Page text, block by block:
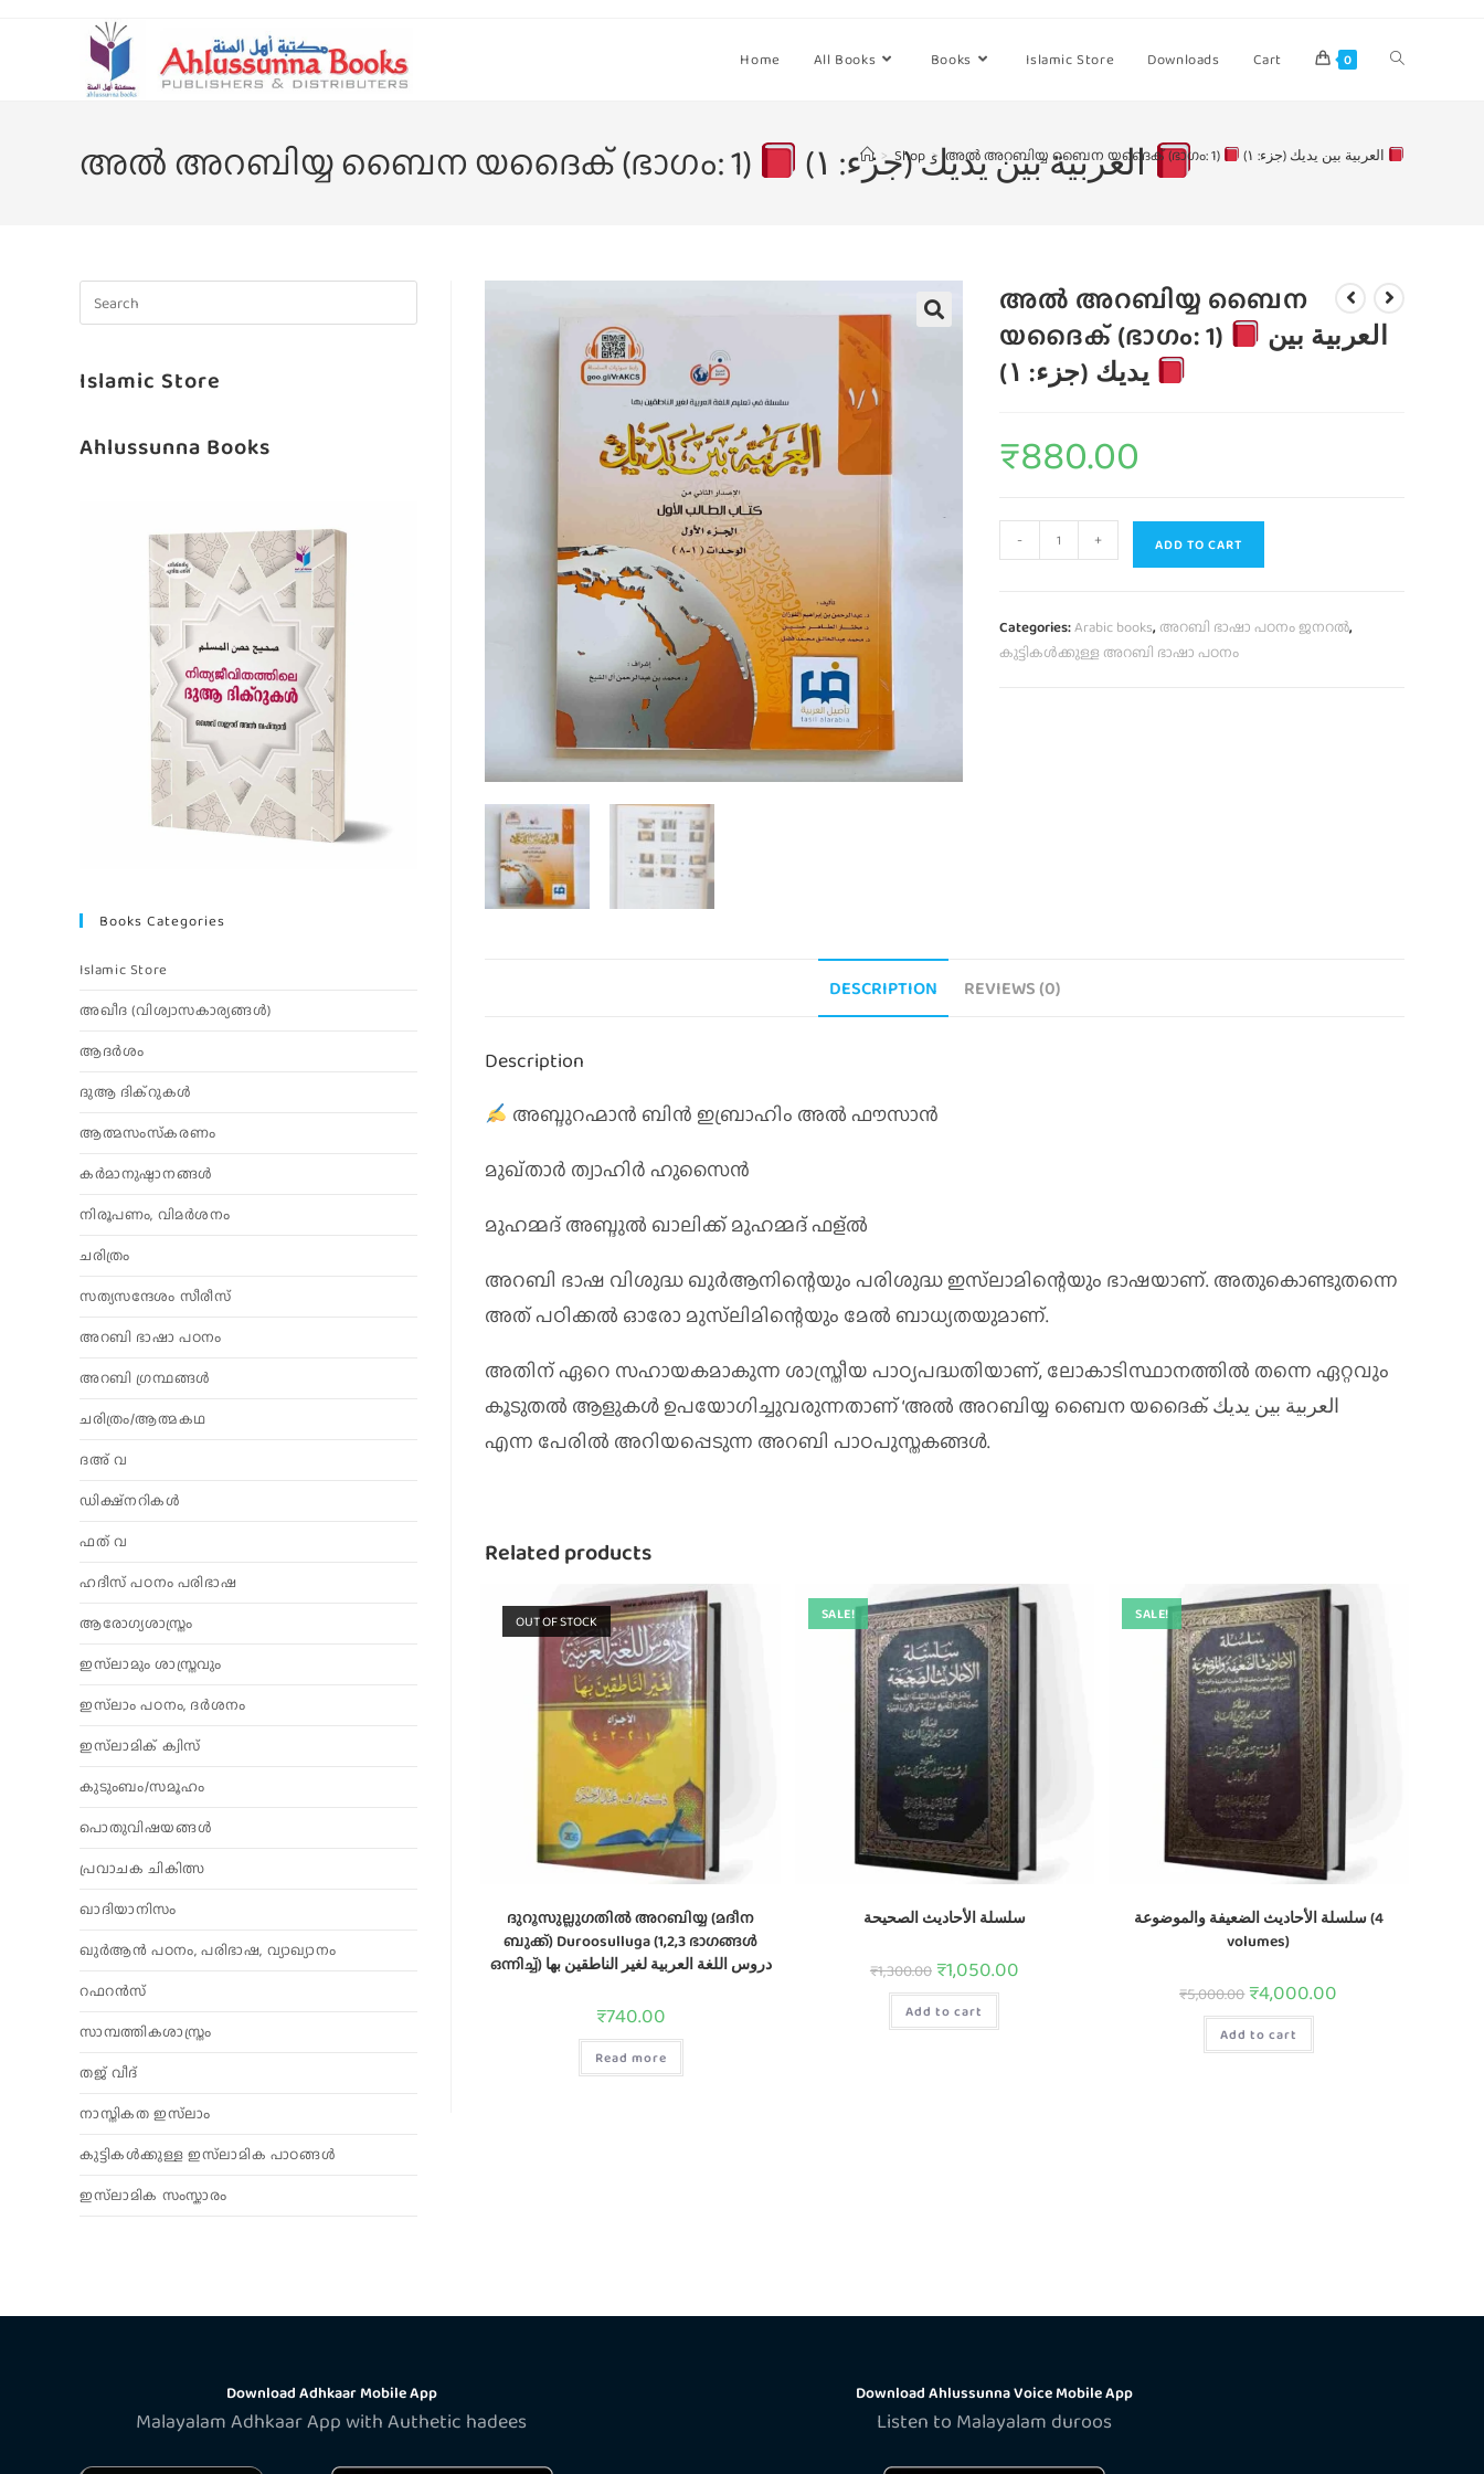
Home All Books Books Islamic Store Downloads Cart 0
അൽ അറബിയ്യ ബൈന യദൈക് (ഭാഗം: 1) العربية بين يديك (جزء: ١) > Shop > അൽ അറബിയ്യ ബൈന യദൈക് (ഭാഗം: 1)
അൽ അറബിയ്യ ബൈന
യദൈക് (ഭാഗം: 1)
₹880.00
- + ADD TO CART
Categories:Arabic books, അറബി ഭാഷാ പഠനം ജനറൽ,
കുട്ടികൾക്കുള്ള അറബി ഭാഷാ പഠനം
DESCRIPTION REVIEWS (0)
Description
അബ്ദുറഹ്മാൻ ബിൻ ഇബ്രാഹിം അൽ ഫൗസാൻ
മുഖ്താർ ത്വാഹിർ ഹുസൈൻ
മുഹമ്മദ് അബ്ദുൽ ഖാലിക്ക് മുഹമ്മദ് ഫള്ൽ
അറബി ഭാഷ വിശുദ്ധ ഖുർആനിന്റെയും പരിശുദ്ധ ഇസ്‌ലാമിന്റെയും ഭാഷയാണ്. അതുകൊണ്ടുതന്നെ
അത് പഠിക്കൽ ഓരോ മുസ്‌ലിമിന്റെയും മേൽ ബാധ്യതയുമാണ്.
അതിന് ഏറെ സഹായകമാകുന്ന ശാസ്ത്രീയ പാഠ്യപദ്ധതിയാണ്, ലോകാടിസ്ഥാനത്തിൽ തന്നെ ഏറ്റവും
കൂടുതൽ ആളുകൾ ഉപയോഗിച്ചുവരുന്നതാണ് ‘അൽ അറബിയ്യ ബൈന യദൈക് العربية بين يديك
എന്ന പേരിൽ അറിയപ്പെടുന്ന അറബി പാഠപുസ്തകങ്ങൾ.
Related products
OUT OF STOCK
ദുറൂസുല്ലുഗതിൽ അറബിയ്യ (മദീന
ബുക്ക്) Duroosulluga (1,2,3 ഭാഗങ്ങൾ
ഒന്നിച്ച്) دروس اللغة العربية لغير الناطقين بها
₹740.00
Read more
SALE!
سلسلة الأحاديث الصحيحة
₹1,300.00 ₹1,050.00
Add to cart
SALE!
سلسلة الأحاديث الضعيفة والموضوعة (4
volumes)
₹5,000.00 ₹4,000.00
Add to cart
Islamic Store
Ahlussunna Books
Books Categories
Islamic Store
അഖീദ (വിശ്വാസകാര്യങ്ങള്‍)
ആദര്‍ശം
ദുആ ദിക്റുകൾ
ആത്മസംസ്‌കരണം
കര്‍മാനുഷ്ഠാനങ്ങള്‍
നിരൂപണം, വിമര്‍ശനം
ചരിത്രം
സത്യസന്ദേശം സീരീസ്
അറബി ഭാഷാ പഠനം
അറബി ഗ്രന്ഥങ്ങൾ
ചരിത്രം/ആത്മകഥ
ദഅ് വ
ഡിക്ഷ്നറികൾ
ഫത് വ
ഹദീസ് പഠനം പരിഭാഷ
ആരോഗ്യശാസ്ത്രം
ഇസ്‌ലാമും ശാസ്ത്രവും
ഇസ്‌ലാം പഠനം, ദർശനം
ഇസ്‌ലാമിക് ക്വിസ്
കുടുംബം/സമൂഹം
പൊതുവിഷയങ്ങൾ
പ്രവാചക ചികിത്സ
ഖാദിയാനിസം
ഖുർആൻ പഠനം, പരിഭാഷ, വ്യാഖ്യാനം
റഫറൻസ്
സാമ്പത്തികശാസ്ത്രം
തജ് വീദ്
നാസ്തികത ഇസ്‌ലാം
കുട്ടികൾക്കുള്ള ഇസ്‌ലാമിക പാഠങ്ങൾ
ഇസ്‌ലാമിക സംസ്കാരം
Download Adhkaar Mobile App
Malayalam Adhkaar App with Authetic hadees
Download Ahlussunna Voice Mobile App
Listen to Malayalam duroos